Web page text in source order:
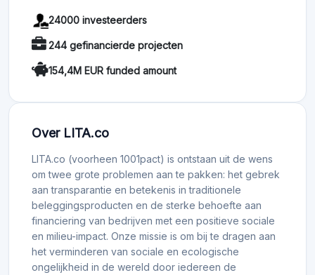
24000 investeerders
244 gefinancierde projecten
154,4M EUR funded amount
Over LITA.co
LITA.co (voorheen 1001pact) is ontstaan uit de wens
om twee grote problemen aan te pakken: het gebrek
aan transparantie en betekenis in traditionele
beleggingsproducten en de sterke behoefte aan
financiering van bedrijven met een positieve sociale
en milieu-impact. Onze missie is om bij te dragen aan
het verminderen van sociale en ecologische
ongelijkheid in de wereld door iedereen de